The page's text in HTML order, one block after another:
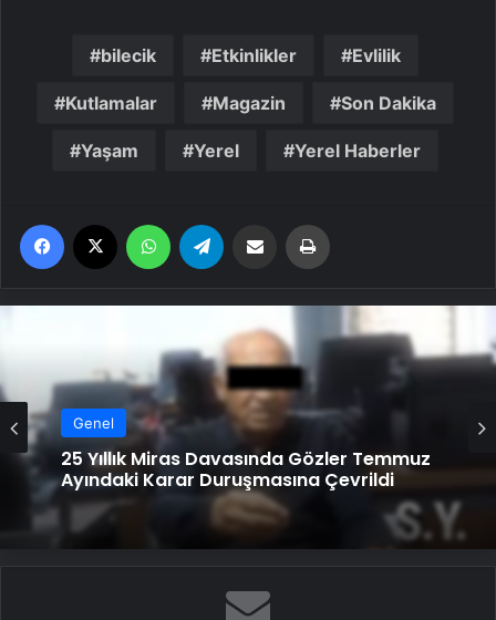
bilecik Etkinlikler Evlilik
Kutlamalar Magazin Son Dakika
Yaşam Yerel Yerel Haberler
Facebook WhatsApp Email'den paylaş
Genel
25 Yıllık Miras Davasında Gözler Temmuz
Ayındaki Karar Duruşmasına Çevrildi